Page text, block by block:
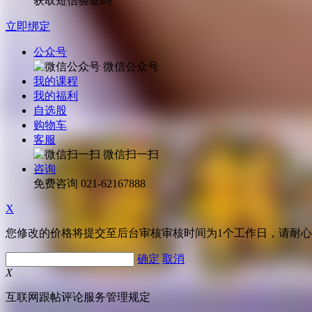
立即绑定
公众号
微信公众号
我的课程
我的福利
自选股
购物车
客服
微信扫一扫
咨询
免费咨询 021-62167888
X
您修改的价格将提交至后台审核审核时间为1个工作日，请耐
确定 取消
X
互联网跟帖评论服务管理规定